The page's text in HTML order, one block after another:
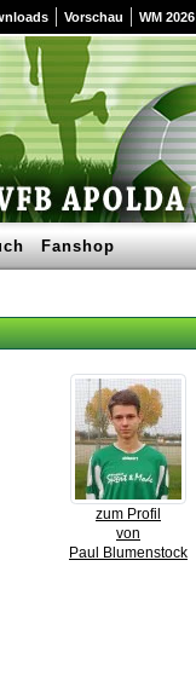
Vorschau WM 2026
Fanshop
zum Profil
von
Paul Blumenstock